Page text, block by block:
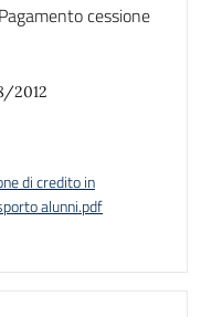
cessione
2012
di credito in
alunni.pdf